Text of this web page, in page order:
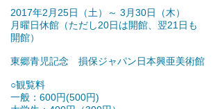
2017年2月25日（土）～ 3月30日（木）
月曜日休館（ただし20日は開館、翌21日も
開館）
東郷青児記念 損保ジャパン日本興亜美術館
○観覧料
一般：600円(500円)